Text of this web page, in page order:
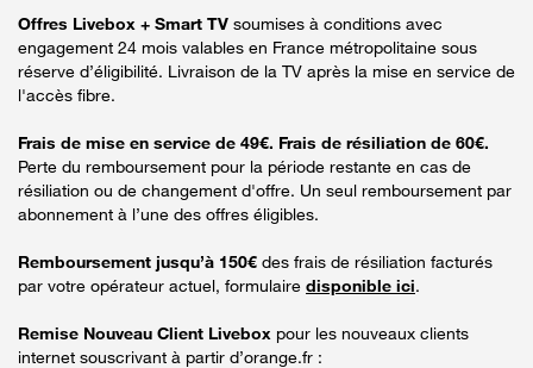
Offres Livebox + Smart TV soumises à conditions avec
engagement 24 mois valables en France métropolitaine sous
réserve d’éligibilité. Livraison de la TV après la mise en service de
l'accès fibre.
Frais de mise en service de 49€. Frais de résiliation de 60€.
Perte du remboursement pour la période restante en cas de
résiliation ou de changement d'offre. Un seul remboursement par
abonnement à l’une des offres éligibles.
Remboursement jusqu’à 150€ des frais de résiliation facturés
par votre opérateur actuel, formulaire disponible ici.
Remise Nouveau Client Livebox pour les nouveaux clients
internet souscrivant à partir d’orange.fr :